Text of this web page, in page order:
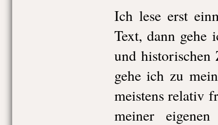
Ich lese erst
Text, dann gehe
und historischen
gehe ich zu
meistens relativ
meiner